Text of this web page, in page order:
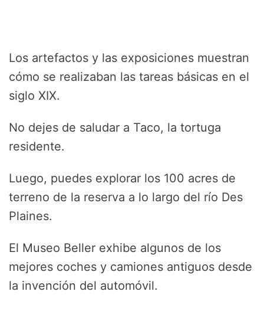
Los artefactos y las exposiciones muestran
cómo se realizaban las tareas básicas en el
siglo XIX.
No dejes de saludar a Taco, la tortuga
residente.
Luego, puedes explorar los 100 acres de
terreno de la reserva a lo largo del río Des
Plaines.
El Museo Beller exhibe algunos de los
mejores coches y camiones antiguos desde
la invención del automóvil.